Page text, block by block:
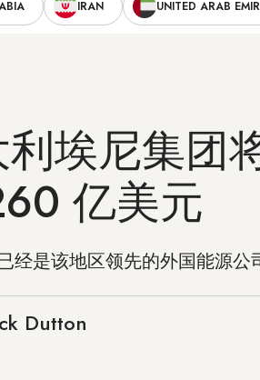
IRAN UNITED ARAB
埃尼集团
亿美元
经是该地区领先的外国能源公
Dutton